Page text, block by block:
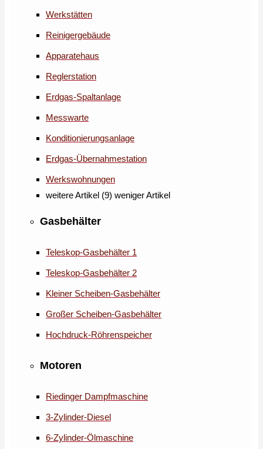
Werkstätten
Reinigergebäude
Apparatehaus
Reglerstation
Erdgas-Spaltanlage
Messwarte
Konditionierungsanlage
Erdgas-Übernahmestation
Werkswohnungen
weitere Artikel (9) weniger Artikel
Gasbehälter
Teleskop-Gasbehälter 1
Teleskop-Gasbehälter 2
Kleiner Scheiben-Gasbehälter
Großer Scheiben-Gasbehälter
Hochdruck-Röhrenspeicher
Motoren
Riedinger Dampfmaschine
3-Zylinder-Diesel
6-Zylinder-Ölmaschine